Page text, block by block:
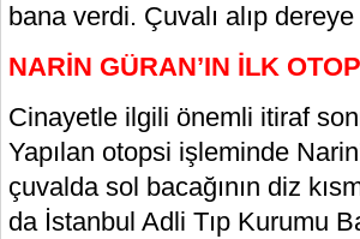
bana verdi. Çuvalı alıp
NARİN GÜRAN’IN İLK
Cinayetle ilgili önemli itiraf
Yapılan otopsi işleminde
çuvalda sol bacağının diz
da İstanbul Adli Tıp Kurumu